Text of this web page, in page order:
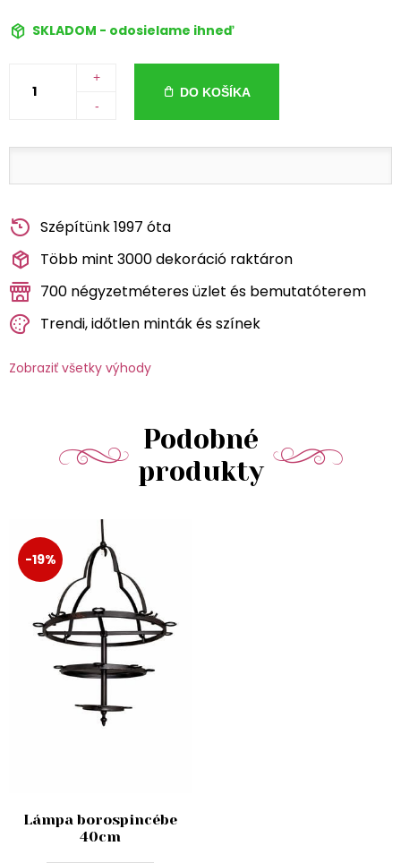
SKLADOM - odosielame ihneď
+
-
DO KOŠÍKA
Szépítünk 1997 óta
Több mint 3000 dekoráció raktáron
700 négyzetméteres üzlet és bemutatóterem
Trendi, időtlen minták és színek
Zobraziť všetky výhody
Podobné
produkty
-19%
Lámpa borospincébe
40cm